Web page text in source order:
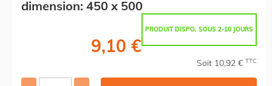
dimension: 450 x 500
PRODUIT DISPO. SOUS 2-10 JOURS
9,10 €
Soit 10,92 € TTC